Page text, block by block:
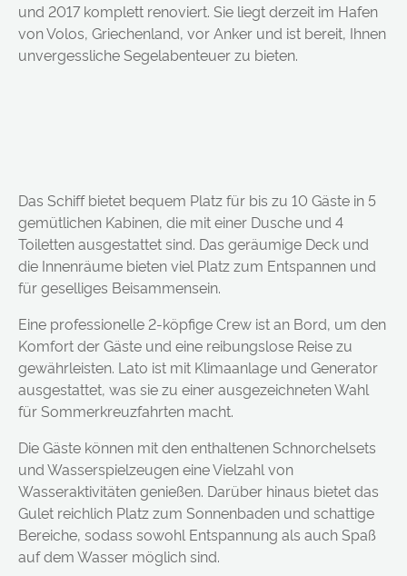
und 2017 komplett renoviert. Sie liegt derzeit im Hafen
von Volos, Griechenland, vor Anker und ist bereit, Ihnen
unvergessliche Segelabenteuer zu bieten.
Das Schiff bietet bequem Platz für bis zu 10 Gäste in 5
gemütlichen Kabinen, die mit einer Dusche und 4
Toiletten ausgestattet sind. Das geräumige Deck und
die Innenräume bieten viel Platz zum Entspannen und
für geselliges Beisammensein.
Eine professionelle 2-köpfige Crew ist an Bord, um den
Komfort der Gäste und eine reibungslose Reise zu
gewährleisten. Lato ist mit Klimaanlage und Generator
ausgestattet, was sie zu einer ausgezeichneten Wahl
für Sommerkreuzfahrten macht.
Die Gäste können mit den enthaltenen Schnorchelsets
und Wasserspielzeugen eine Vielzahl von
Wasseraktivitäten genießen. Darüber hinaus bietet das
Gulet reichlich Platz zum Sonnenbaden und schattige
Bereiche, sodass sowohl Entspannung als auch Spaß
auf dem Wasser möglich sind.